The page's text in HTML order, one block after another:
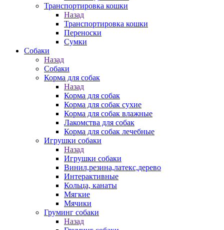
Транспортировка кошки
Назад
Транспортировка кошки
Переноски
Сумки
Собаки
Назад
Собаки
Корма для собак
Назад
Корма для собак
Корма для собак сухие
Корма для собак влажные
Лакомства для собак
Корма для собак лечебные
Игрушки собаки
Назад
Игрушки собаки
Винил,резина,латекс,дерево
Интерактивные
Кольца, канаты
Мягкие
Мячики
Груминг собаки
Назад